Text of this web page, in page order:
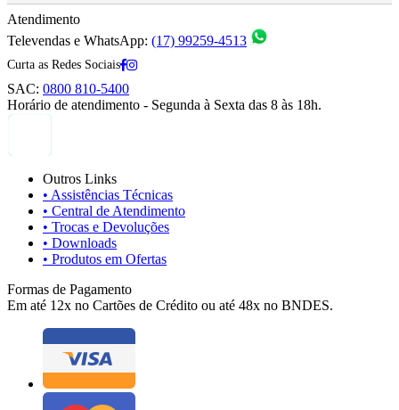
Atendimento
Televendas e WhatsApp: (17) 99259-4513
Curta as Redes Sociais
SAC: 0800 810-5400
Horário de atendimento - Segunda à Sexta das 8 às 18h.
Outros Links
• Assistências Técnicas
• Central de Atendimento
• Trocas e Devoluções
• Downloads
• Produtos em Ofertas
Formas de Pagamento
Em até 12x no Cartões de Crédito ou até 48x no BNDES.